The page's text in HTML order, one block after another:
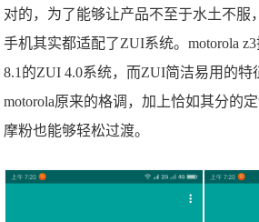
对的，为了能够让产品不至于水土不服
手机其实都适配了ZUI系统。motorola
8.1的ZUI 4.0系统，而ZUI简洁易用的特
motorola原来的格调，加上恰如其分的
摩粉也能够轻松过渡。